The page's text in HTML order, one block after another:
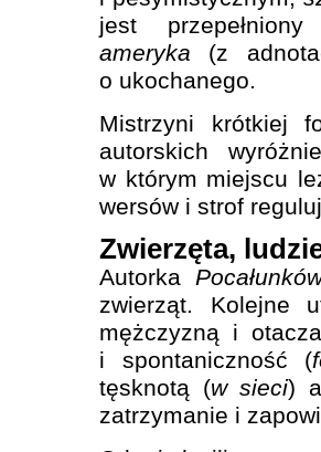
jest
ameryka (z
o ukochanego.
Mistrzyni krótkiej
autorskich
w którym miejscu
wersów i strof
Zwierzęta,
Autorka
zwierząt. Kolejne
mężczyzną i
i spontaniczność (
tęsknotą (w sieci)
zatrzymanie i